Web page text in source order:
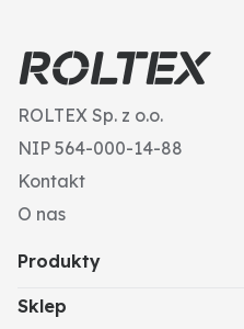
ROLTEX Sp. z o.o.
NIP 564-000-14-88
Kontakt
O nas
Produkty
Sklep